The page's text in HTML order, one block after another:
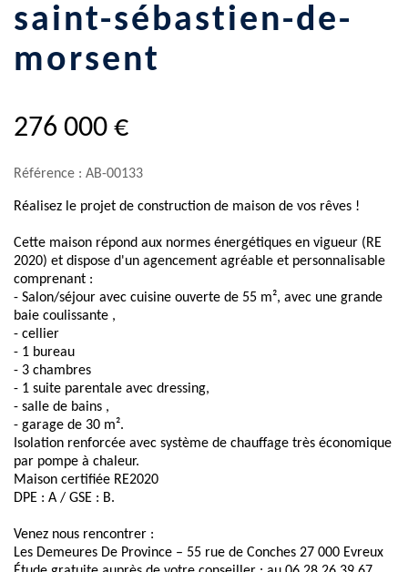
saint-sébastien-de-
morsent
276 000 €
Référence : AB-00133
Réalisez le projet de construction de maison de vos rêves !
Cette maison répond aux normes énergétiques en vigueur (RE
2020) et dispose d'un agencement agréable et personnalisable
comprenant :
- Salon/séjour avec cuisine ouverte de 55 m², avec une grande
baie coulissante ,
- cellier
- 1 bureau
- 3 chambres
- 1 suite parentale avec dressing,
- salle de bains ,
- garage de 30 m².
Isolation renforcée avec système de chauffage très économique
par pompe à chaleur.
Maison certifiée RE2020
DPE : A / GSE : B.
Venez nous rencontrer :
Les Demeures De Province – 55 rue de Conches 27 000 Evreux